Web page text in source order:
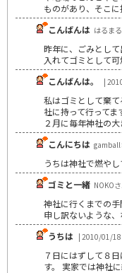
ものがあり、そこに
こんばんは はるま
昨年に、ごみとし
入れてゴミとして可
こんばんは。
|
私はゴミとして棄
社に持って行ってま
２月に毎年神社の
こんにちは
うちは神社で燃やし
ゴミと一緒 NOKO
神社に行くまでの手
申し訳ないような
うちは | 2010/01/18
７日にはずして８
す。 実家では神社に